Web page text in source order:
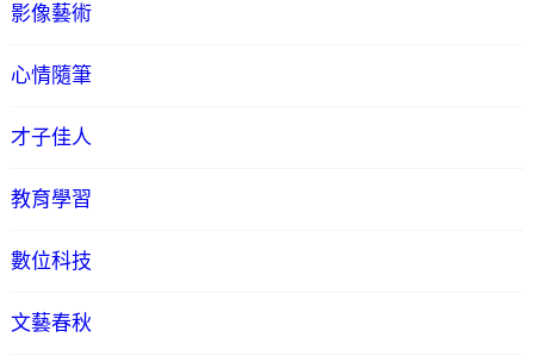
影像藝術
心情隨筆
才子佳人
教育學習
數位科技
文藝春秋